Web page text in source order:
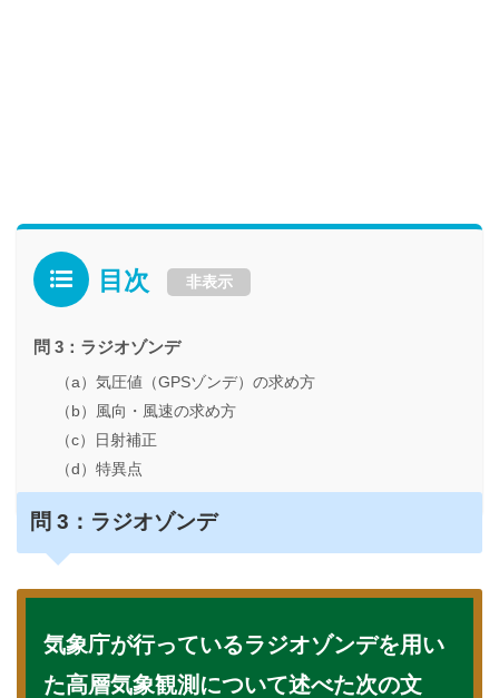
目次 非表示
問 3：ラジオゾンデ
（a）気圧値（GPSゾンデ）の求め方
（b）風向・風速の求め方
（c）日射補正
（d）特異点
問 3：ラジオゾンデ
気象庁が⾏っているラジオゾンデを⽤い
た⾼層気象観測について述べた次の⽂